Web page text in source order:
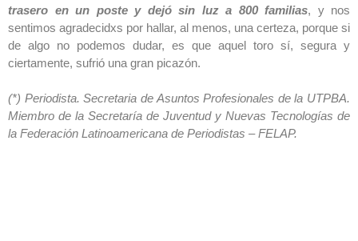
trasero en un poste y dejó sin luz a 800 familias, y nos
sentimos agradecidxs por hallar, al menos, una certeza, porque si
de algo no podemos dudar, es que aquel toro sí, segura y
ciertamente, sufrió una gran picazón.
(*) Periodista. Secretaria de Asuntos Profesionales de la UTPBA.
Miembro de la Secretaría de Juventud y Nuevas Tecnologías de
la Federación Latinoamericana de Periodistas – FELAP.